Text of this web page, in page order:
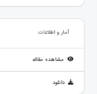
آمار و اطلاعات
مشاهده مقاله
دانلود